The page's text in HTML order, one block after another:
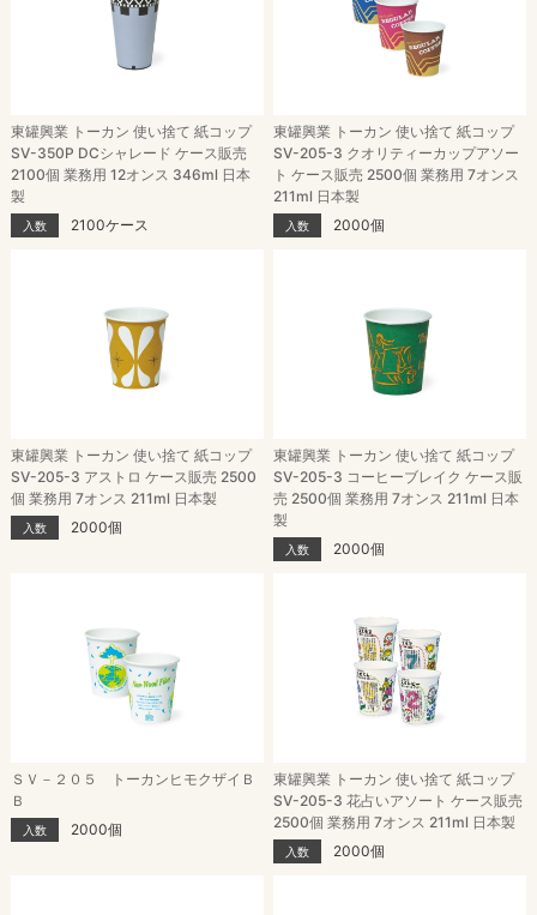
東罐興業 トーカン 使い捨て 紙コップ
SV-350P DCシャレード ケース販売
2100個 業務用 12オンス 346ml 日本
製
入数 2100ケース
東罐興業 トーカン 使い捨て 紙コップ
SV-205-3 クオリティーカップアソー
ト ケース販売 2500個 業務用 7オンス
211ml 日本製
入数 2000個
東罐興業 トーカン 使い捨て 紙コップ
SV-205-3 アストロ ケース販売 2500
個 業務用 7オンス 211ml 日本製
入数 2000個
東罐興業 トーカン 使い捨て 紙コップ
SV-205-3 コーヒーブレイク ケース販
売 2500個 業務用 7オンス 211ml 日本
製
入数 2000個
ＳＶ－２０５ トーカンヒモクザイＢ
Ｂ
入数 2000個
東罐興業 トーカン 使い捨て 紙コップ
SV-205-3 花占いアソート ケース販売
2500個 業務用 7オンス 211ml 日本製
入数 2000個